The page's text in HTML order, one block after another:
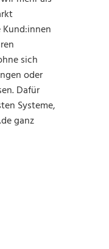
sich
oder
Dafür
Systeme,
ganz